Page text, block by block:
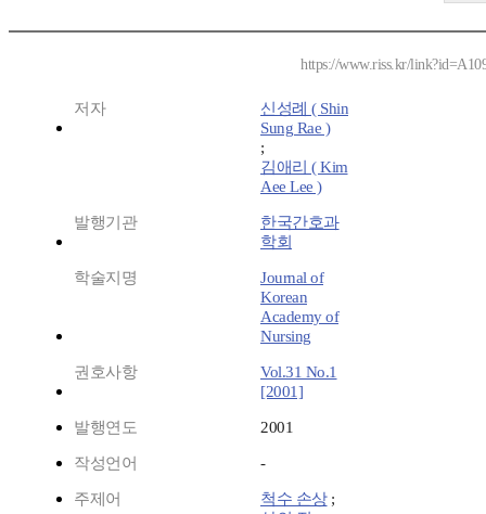
https://www.riss.kr/
저자
신성례 ( Shin
Sung Rae )
;
김애리 ( Kim
Aee Lee )
발행기관
한국간호과
학회
학술지명
Journal of
Korean
Academy of
Nursing
권호사항
Vol.31 No.1
[2001]
발행연도 2001
작성언어 -
주제어 척수 손상;